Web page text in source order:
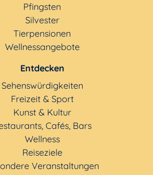
Pfingsten
Silvester
Tierpensionen
Wellnessangebote
Entdecken
Sehenswürdigkeiten
Freizeit & Sport
Kunst & Kultur
Cafés, Bars
Wellness
Reiseziele
Veranstaltungen